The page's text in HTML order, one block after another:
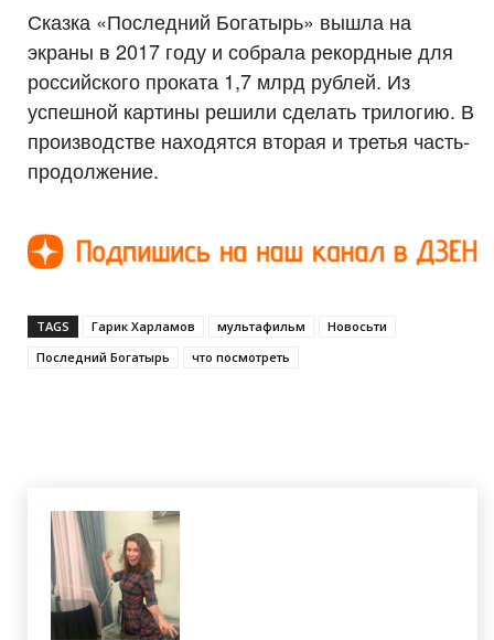
Сказка «Последний Богатырь» вышла на
экраны в 2017 году и собрала рекордные для
российского проката 1,7 млрд рублей. Из
успешной картины решили сделать трилогию. В
производстве находятся вторая и третья часть-
продолжение.
TAGS Гарик Харламов мультафильм
Новосьти
Последний Богатырь
что посмотреть